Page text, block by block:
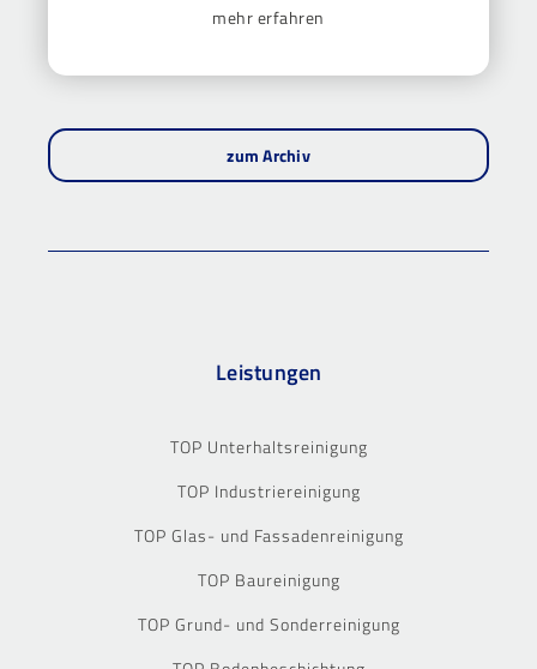
mehr erfahren
zum Archiv
Leistungen
TOP Unterhaltsreinigung
TOP Industriereinigung
TOP Glas- und Fassadenreinigung
TOP Baureinigung
TOP Grund- und Sonderreinigung